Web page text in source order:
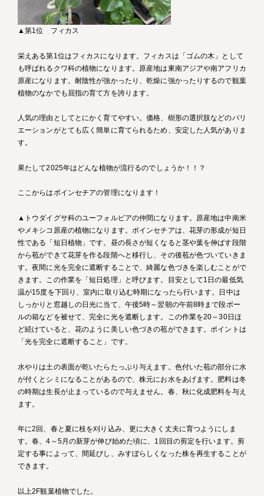
▲第1位 フィカス
栄えある第1位はフィカスになります。フィカスは「ゴムの木」として
も呼ばれるクワ科の植物になります。原産地は東南アジアや南アフリカ
原産になります。耐陰性が強かったり、乾燥に強かったりするので観葉
植物のなかでも屈指の育て方を誇ります。
人気の理由としてとにかく育てやすい。価格、樹形の選択肢などのバリ
エーションがとても広く簡単に育てられるため、安定した人気がありま
す。
果たして2025年はどんな植物が流行るのでしょうか！！？
ここからはポインセチアの管理になります！
▲トウダイグサ科のユーフォルビアの仲間になります。原産地は中南米
やメキシコ原産の植物になります。ポインセチアは、花芽の形成が短日
性である「短日植物」です。昼の長さが短くなると茎や葉を伸ばす段階
から苞ができて花芽を作る段階へと移行し、その後苞が色づいていきま
す。夜間に光を完全に遮断することで、綺麗な色づきを楽しむことがで
きます。この作業を「短日処理」と呼びます。目安として1日の最低気
温が15度を下回り、室内に取り込む時期になったら行います。日中は
しっかりと窓越しの日光に当て、午後5時～翌朝の午前8時まで段ボー
ルの箱などを被せて、完全に光を遮断します。この作業を20～30日ほ
ど続けていると、花のように美しい色づきの苞ができます。ポイントは
「光を完全に遮断すること」です。
水やりは土の表面が乾いたらたっぷり与えます。色付いた苞の部分に水
が付くとシミになることがあるので、株元にお水をあげます。肥料は冬
の時期は生長が止まっているので与えません。春、秋に化成肥料を与え
ます。
年に2回、春と夏に枝を刈り込み、更に大きく丈夫に育つようにしま
す。春、4～5月の新芽が伸び始めた頃に、1回目の剪定を行います。剪
定する事によって、間延びし、みすぼらしくなった株を再生することが
できます。
以上2F観葉植物でした。